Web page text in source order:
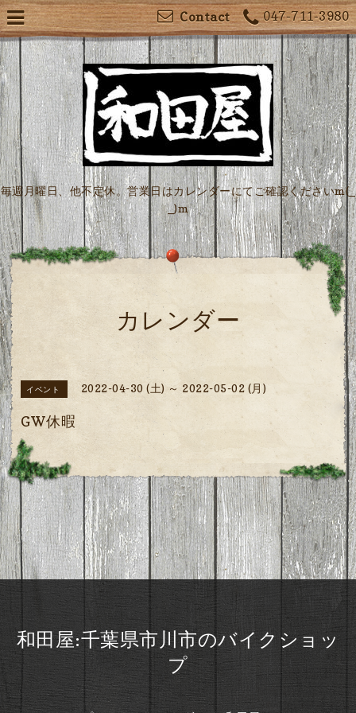
047-711-3980
Contact
毎週月曜日、他不定休。営業日はカレンダーにてご確認くださいm(_
_)m
カレンダー
イベント 2022-04-30 (土) ～ 2022-05-02 (月)
GW休暇
和田屋:千葉県市川市のバイクショッ
プ